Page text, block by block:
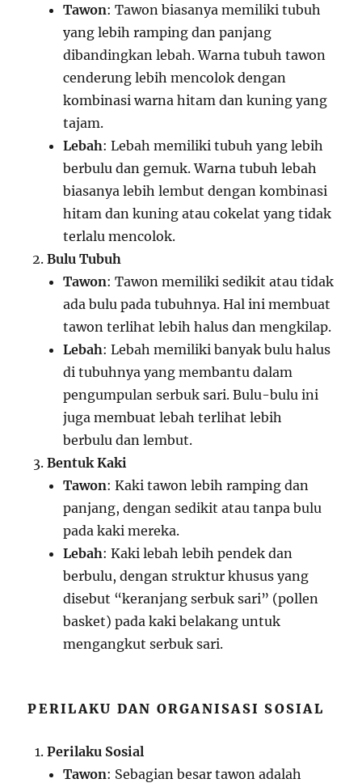
Tawon: Tawon biasanya memiliki tubuh
yang lebih ramping dan panjang
dibandingkan lebah. Warna tubuh tawon
cenderung lebih mencolok dengan
kombinasi warna hitam dan kuning yang
tajam.
Lebah: Lebah memiliki tubuh yang lebih
berbulu dan gemuk. Warna tubuh lebah
biasanya lebih lembut dengan kombinasi
hitam dan kuning atau cokelat yang tidak
terlalu mencolok.
Bulu Tubuh
Tawon: Tawon memiliki sedikit atau tidak
ada bulu pada tubuhnya. Hal ini membuat
tawon terlihat lebih halus dan mengkilap.
Lebah: Lebah memiliki banyak bulu halus
di tubuhnya yang membantu dalam
pengumpulan serbuk sari. Bulu-bulu ini
juga membuat lebah terlihat lebih
berbulu dan lembut.
Bentuk Kaki
Tawon: Kaki tawon lebih ramping dan
panjang, dengan sedikit atau tanpa bulu
pada kaki mereka.
Lebah: Kaki lebah lebih pendek dan
berbulu, dengan struktur khusus yang
disebut “keranjang serbuk sari” (pollen
basket) pada kaki belakang untuk
mengangkut serbuk sari.
PERILAKU DAN ORGANISASI SOSIAL
Perilaku Sosial
Tawon: Sebagian besar tawon adalah